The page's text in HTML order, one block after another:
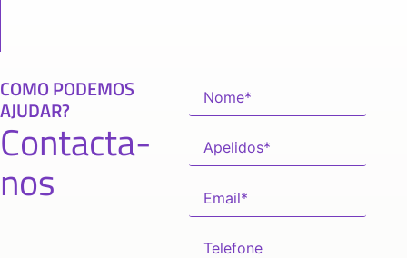
COMO PODEMOS
AJUDAR?
Contacta-
nos